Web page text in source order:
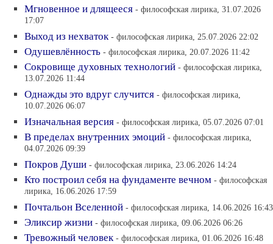
Мгновенное и длящееся - философская лирика, 31.07.2026
17:07
Выход из нехваток - философская лирика, 25.07.2026 22:02
Одушевлённость - философская лирика, 20.07.2026 11:42
Сокровище духовных технологий - философская лирика,
13.07.2026 11:44
Однажды это вдруг случится - философская лирика,
10.07.2026 06:07
Изначальная версия - философская лирика, 05.07.2026 07:01
В пределах внутренних эмоций - философская лирика,
04.07.2026 09:39
Покров Души - философская лирика, 23.06.2026 14:24
Кто построил себя на фундаменте вечном - философская
лирика, 16.06.2026 17:59
Почтальон Вселенной - философская лирика, 14.06.2026 16:43
Эликсир жизни - философская лирика, 09.06.2026 06:26
Тревожный человек - философская лирика, 01.06.2026 16:48